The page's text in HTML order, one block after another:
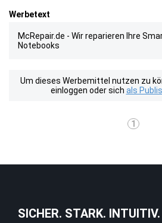
Werbetext
McRepair.de - Wir reparieren Ihre
Notebooks
Um dieses Werbemittel nutzen zu
einloggen oder sich als
1
SICHER. STARK. INTUITIV.